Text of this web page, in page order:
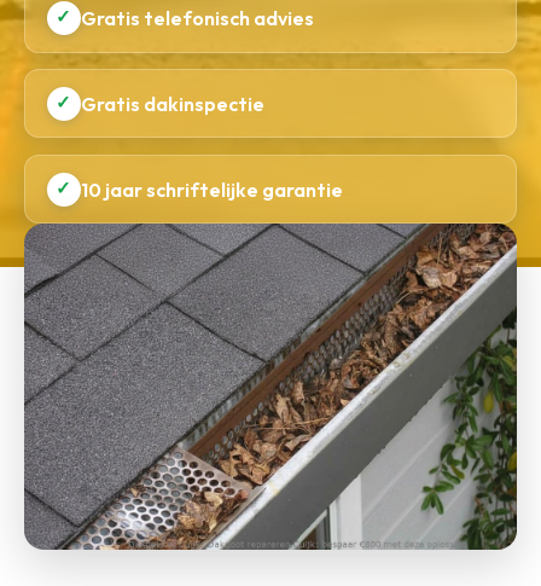
✓ Gratis telefonisch advies
✓ Gratis dakinspectie
✓ 10 jaar schriftelijke garantie